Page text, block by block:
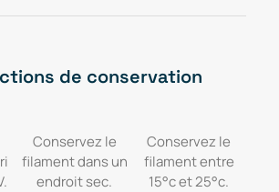
de conservation
Conservez le
filament dans un
endroit sec.
Conservez le
filament entre
15°c et 25°c.